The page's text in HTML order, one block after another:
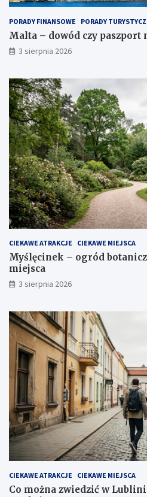
PORADY FINANSOWE PORADY
Malta – dowód czy paszport
3 sierpnia 2026
CIEKAWE ATRAKCJE CIEKAWE MIEJSCA
Myślęcinek – ogród
miejsca
3 sierpnia 2026
CIEKAWE ATRAKCJE CIEKAWE MIEJSCA
Co można zwiedzić w